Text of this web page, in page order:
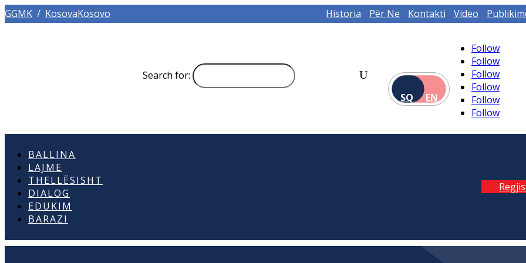
GGMK / KosovaKosovo Historia Për Ne Kontakti Video
Search for:
SQ
EN
Follow
Follow
Follow
Follow
Follow
Follow
BALLINA
LAJME
THELLËSISHT
DIALOG
EDUKIM
BARAZI